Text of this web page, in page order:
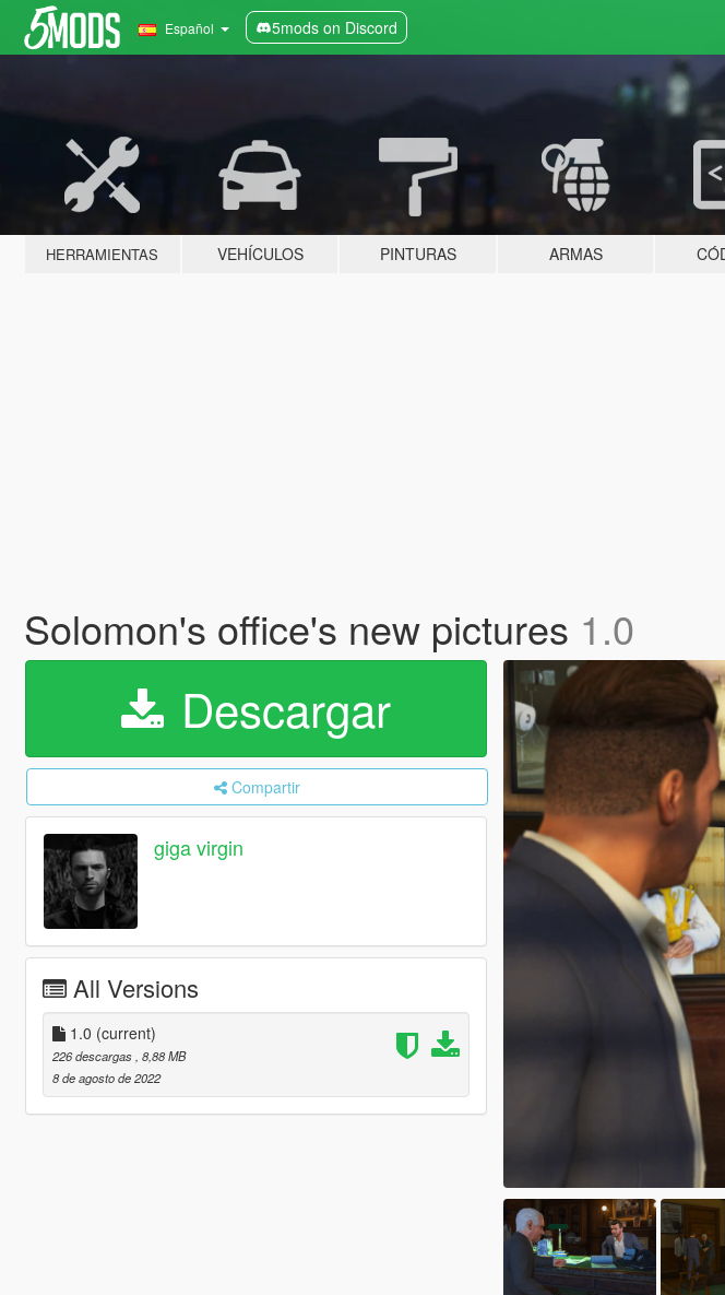
Español 5mods on Discord
HERRAMIENTAS VEHÍCULOS PINTURAS ARMAS
Solomon's office's new pictures 1.0
Descargar
Compartir
giga virgin
All Versions
1.0 (current)
226 descargas , 8,88 MB
8 de agosto de 2022